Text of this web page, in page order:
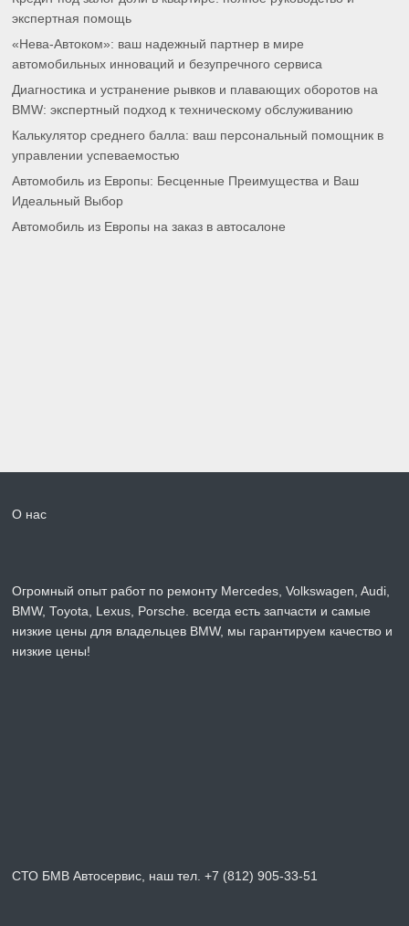
экспертная помощь
«Нева-Автоком»: ваш надежный партнер в мире
автомобильных инноваций и безупречного сервиса
Диагностика и устранение рывков и плавающих оборотов на
BMW: экспертный подход к техническому обслуживанию
Калькулятор среднего балла: ваш персональный помощник в
управлении успеваемостью
Автомобиль из Европы: Бесценные Преимущества и Ваш
Идеальный Выбор
Автомобиль из Европы на заказ в автосалоне
О нас
Огромный опыт работ по ремонту Mercedes, Volkswagen, Audi,
BMW, Toyota, Lexus, Porsche. всегда есть запчасти и самые
низкие цены для владельцев BMW, мы гарантируем качество и
низкие цены!
СТО БМВ Автосервис, наш тел. +7 (812) 905-33-51